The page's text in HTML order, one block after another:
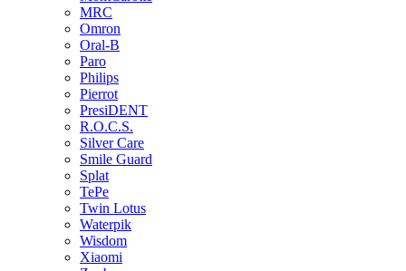
MRC
Omron
Oral-B
Paro
Philips
Pierrot
PresiDENT
R.O.C.S.
Silver Care
Smile Guard
Splat
TePe
Twin Lotus
Waterpik
Wisdom
Xiaomi